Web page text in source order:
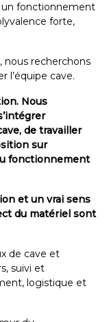
un fonctionnement
forte,
nous recherchons
l’équipe cave.
Nous
de travailler
sur
fonctionnement
et un vrai sens
du matériel sont
de cave et
suivi et
logistique et